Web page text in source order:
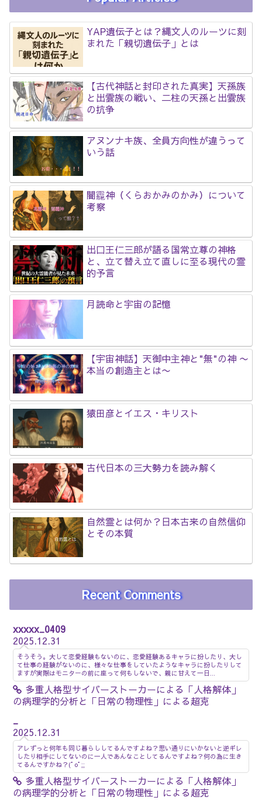
YAP遺伝子とは？縄文人のルーツに刻
まれた「親切遺伝子」とは
【古代神話と封印された真実】天孫族
と出雲族の戦い、二柱の天孫と出雲族
の抗争
アヌンナキ族、全員方向性が違うって
いう話
闇龗神（くらおかみのかみ）について
考察
出口王仁三郎が語る国常立尊の神格
と、立て替え立て直しに至る現代の霊
的予言
月読命と宇宙の記憶
【宇宙神話】天御中主神と"無"の神 〜
本当の創造主とは〜
猿田彦とイエス・キリスト
古代日本の三大勢力を読み解く
自然霊とは何か？日本古来の自然信仰
とその本質
Recent Comments
xxxxx_0409
2025.12.31
そうそう。大して恋愛経験もないのに、恋愛経験あるキャラに扮したり、大し
て仕事の経験がないのに、様々な仕事をしていたようなキャラに扮したりして
ますが実際はモニターの前に座って何もしないで、親に甘えて一日...
多重人格型サイバーストーカーによる「人格解体」
の病理学的分析と「日常の物理性」による超克
_
2025.12.31
アレずっと何年も同じ暮らししてるんですよね？思い通りにいかないと逆ギレ
したり相手にしてないのに一人であんなことしてるんですよね？何の為に生き
てるんですかね？(ﾟoﾟ;;
多重人格型サイバーストーカーによる「人格解体」
の病理学的分析と「日常の物理性」による超克